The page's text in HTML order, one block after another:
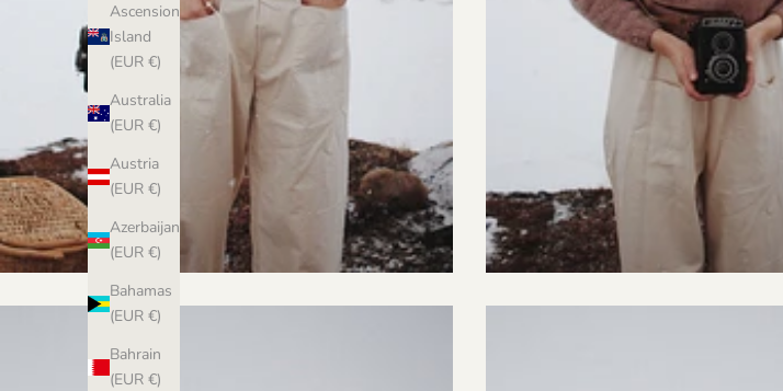
Ascension
Island
(EUR €)
Australia
(EUR €)
Austria
(EUR €)
Azerbaijan
(EUR €)
Bahamas
(EUR €)
Bahrain
(EUR €)